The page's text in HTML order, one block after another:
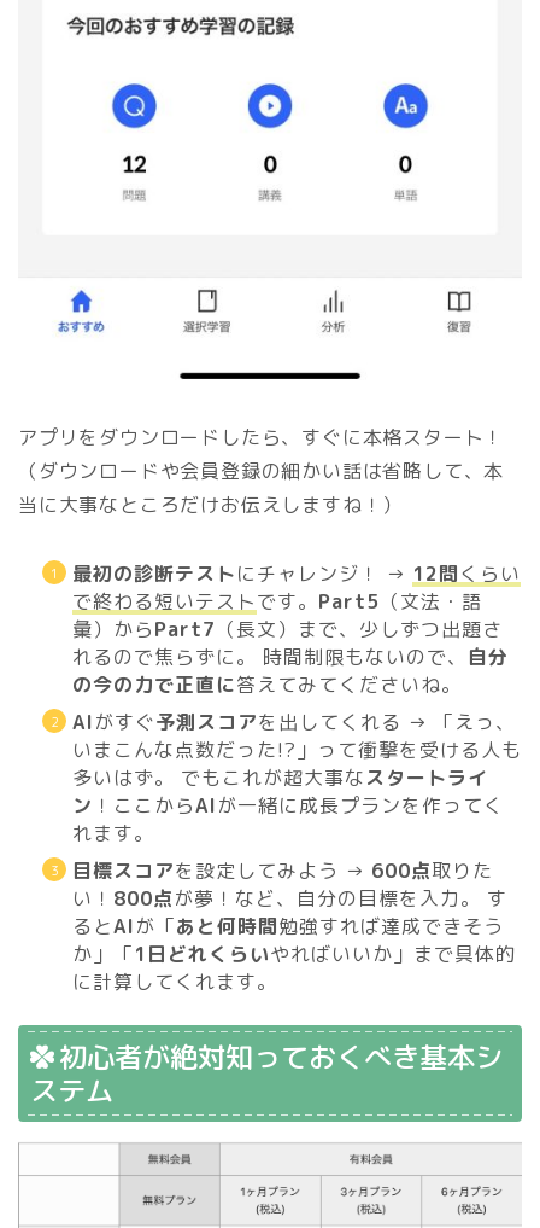
アプリをダウンロードしたら、すぐに本格スタート！
（ダウンロードや会員登録の細かい話は省略して、本
当に大事なところだけお伝えしますね！）
最初の診断テストにチャレンジ！ → 12問くらい
で終わる短いテストです。 Part5 （文法・語
彙）からPart7 （長文）まで、少しずつ出題さ
れるので焦らずに。 時間制限もないので、 自分
の今の力で正直に答えてみてくださいね。
AIがすぐ予測スコアを出してくれる → 「えっ、
いまこんな点数だった!?」って衝撃を受ける人も
多いはず。 でもこれが超大事なスタートライ
ン ！ここからAIが一緒に成長プランを作ってく
れます。
目標スコアを設定してみよう → 600点取りた
い！ 800点が夢！など、自分の目標を入力。 す
るとAIが「あと何時間勉強すれば達成できそう
か」「1日どれくらいやればいいか」まで具体的
に計算してくれます。
初心者が絶対知っておくべき基本シ
ステム